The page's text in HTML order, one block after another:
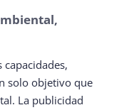
capacidades,
solo objetivo que
La publicidad